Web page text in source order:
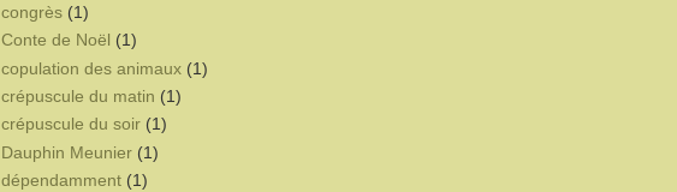
congrès (1)
Conte de Noël (1)
copulation des animaux (1)
crépuscule du matin (1)
crépuscule du soir (1)
Dauphin Meunier (1)
dépendamment (1)